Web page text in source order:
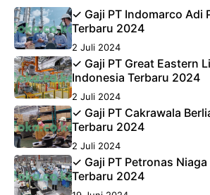
✓ Gaji PT Indomarco Adi
Terbaru 2024
2 Juli 2024
✓ Gaji PT Great Eastern
Indonesia Terbaru 2024
2 Juli 2024
✓ Gaji PT Cakrawala
Terbaru 2024
2 Juli 2024
✓ Gaji PT Petronas
Terbaru 2024